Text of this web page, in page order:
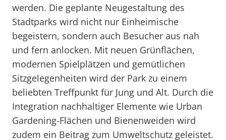
werden. Die geplante Neugestaltung des
Stadtparks wird nicht nur Einheimische
begeistern, sondern auch Besucher aus nah
und fern anlocken. Mit neuen Grünflächen,
modernen Spielplätzen und gemütlichen
Sitzgelegenheiten wird der Park zu einem
beliebten Treffpunkt für Jung und Alt. Durch die
Integration nachhaltiger Elemente wie Urban
Gardening-Flächen und Bienenweiden wird
zudem ein Beitrag zum Umweltschutz geleistet.